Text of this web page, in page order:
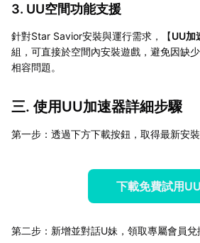
3. UU空間功能支援
針對Star Savior安裝與運行需求，【UU加
組，可直接於空間內安裝遊戲，避免因缺
相容問題。
三. 使用UU加速器詳細步驟
第一步：透過下方下載按鈕，取得最新安裝
下載免費試用UU
第二步：新增並對話U妹，領取專屬會員兌